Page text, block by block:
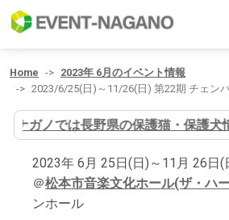
Home
2023年 6月のイベント情報
2023/6/25(日)～11/26(日) 第22期 チェン
ナガノでは長野県の保護猫・保護犬
2023年 6月 25日(日)～11月 26日(
＠松本市音楽文化ホール(ザ・ハ
ンホール